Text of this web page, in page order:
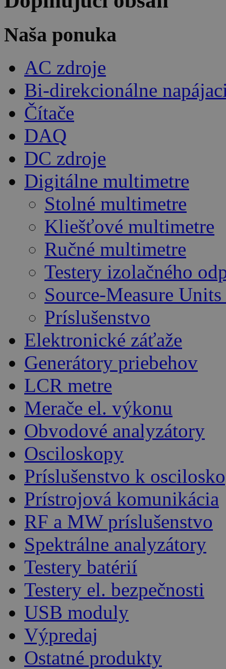
Naša ponuka
AC zdroje
Bi-direkcionálne
Čítače
DAQ
DC zdroje
Digitálne multimetre
Stolné multimetre
Kliešťové multimetre
Ručné multimetre
Testery izolačného
Source-Measure
Príslušenstvo
Elektronické záťaže
Generátory priebehov
LCR metre
Merače el. výkonu
Obvodové analyzátory
Osciloskopy
Príslušenstvo k
Prístrojová komunikácia
RF a MW príslušenstvo
Spektrálne analyzátory
Testery batérií
Testery el. bezpečnosti
USB moduly
Výpredaj
Ostatné produkty